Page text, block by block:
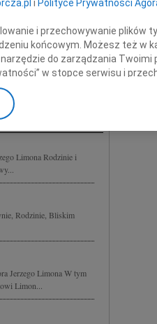
Limona Rodzinie i
Rodzinie, Bliskim
Jerzego Limona W tym
Limon...
+
i Polityce Prywatności
i przechowywanie plików
końcowym. Możesz też w
do zarządzania Twoimi
w stopce serwisu i
możliwa jest także za pomocą
dane osobowe w
charakterystyki urządzenia do
Partnerów